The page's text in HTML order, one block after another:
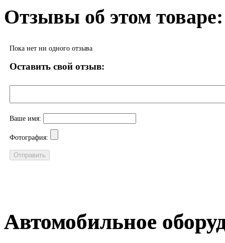
Отзывы об этом товаре:
Пока нет ни одного отзыва
Оставить свой отзыв:
Ваше имя:
Фотография:
Автомобильное